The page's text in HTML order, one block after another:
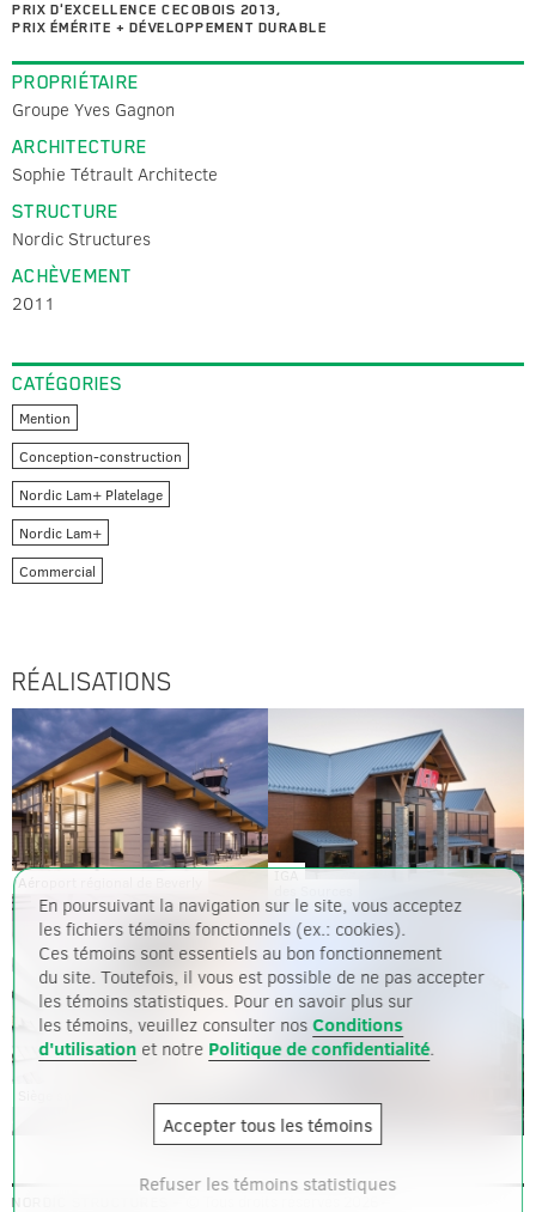
PRIX D'EXCELLENCE CECOBOIS 2013,
PRIX ÉMÉRITE + DÉVELOPPEMENT DURABLE
PROPRIÉTAIRE
Groupe Yves Gagnon
ARCHITECTURE
Sophie Tétrault Architecte
STRUCTURE
Nordic Structures
ACHÈVEMENT
2011
CATÉGORIES
Mention
Conception-construction
Nordic Lam+ Platelage
Nordic Lam+
Commercial
RÉALISATIONS
NORDIC STRUCTURES – © Tous droits réservés 2026 –
En poursuivant la navigation sur le site, vous acceptez
les fichiers témoins fonctionnels (ex.: cookies).
Ces témoins sont essentiels au bon fonctionnement
du site. Toutefois, il vous est possible de ne pas accepter
les témoins statistiques. Pour en savoir plus sur
les témoins, veuillez consulter nosConditions
d'utilisation et notre Politique de confidentialité.
Accepter tous les témoins
Refuser les témoins statistiques